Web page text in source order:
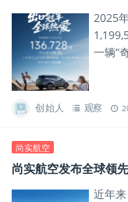
2025
一辆“
创始人 观察
尚实航空
尚实航空发布全球领
近年